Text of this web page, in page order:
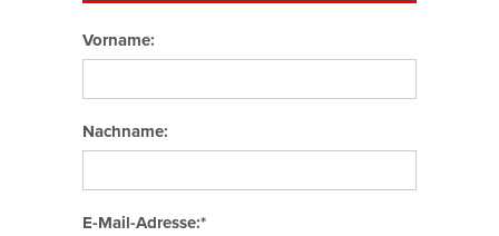
Vorname:
Nachname:
E-Mail-Adresse:*